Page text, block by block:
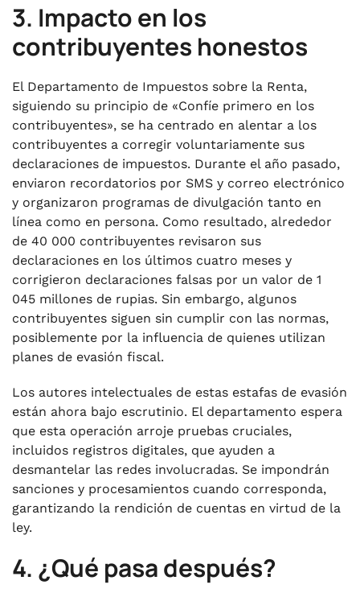
3. Impacto en los
contribuyentes honestos
El Departamento de Impuestos sobre la Renta,
siguiendo su principio de «Confíe primero en los
contribuyentes», se ha centrado en alentar a los
contribuyentes a corregir voluntariamente sus
declaraciones de impuestos. Durante el año pasado,
enviaron recordatorios por SMS y correo electrónico
y organizaron programas de divulgación tanto en
línea como en persona. Como resultado, alrededor
de 40 000 contribuyentes revisaron sus
declaraciones en los últimos cuatro meses y
corrigieron declaraciones falsas por un valor de 1
045 millones de rupias. Sin embargo, algunos
contribuyentes siguen sin cumplir con las normas,
posiblemente por la influencia de quienes utilizan
planes de evasión fiscal.
Los autores intelectuales de estas estafas de evasión
están ahora bajo escrutinio. El departamento espera
que esta operación arroje pruebas cruciales,
incluidos registros digitales, que ayuden a
desmantelar las redes involucradas. Se impondrán
sanciones y procesamientos cuando corresponda,
garantizando la rendición de cuentas en virtud de la
ley.
4. ¿Qué pasa después?